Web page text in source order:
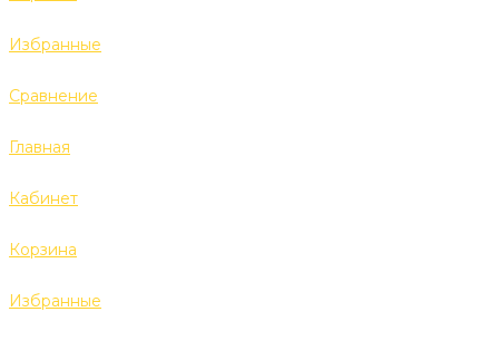
Избранные
Сравнение
Главная
Кабинет
Корзина
Избранные